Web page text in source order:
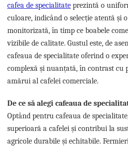
cafea de specialitate prezintă o
culoare, indicând o selecție atentă și
monitorizată, în timp ce boabele
vizibile de calitate. Gustul este, de
cafeaua de specialitate oferind o
complexă și nuanțată, în contrast cu
amărui al cafelei comerciale.
De ce să alegi cafeaua de
Optând pentru cafeaua de
superioară a cafelei și contribui la
agricole durabile și echitabile.